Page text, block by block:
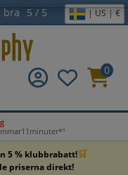
bra 5 / 5 | US | €
0
5 % klubbrabatt!🛒
priserna direkt!